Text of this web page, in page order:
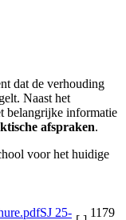
dat de verhouding
Naast het
belangrijke informatie
afspraken.
voor het huidige
SJ 25-
1179